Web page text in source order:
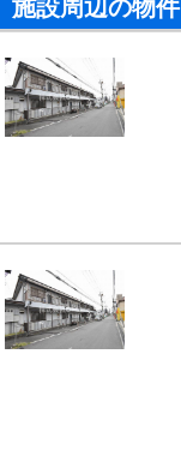
施設周辺の物件